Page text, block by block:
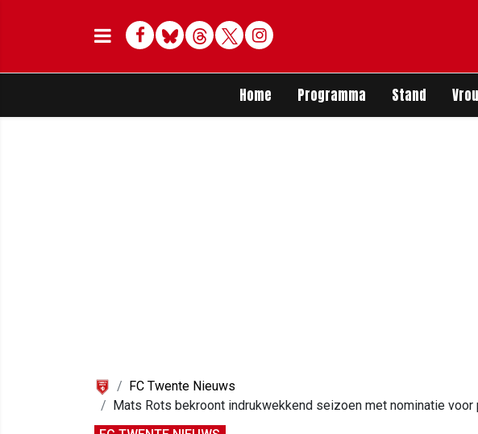
Facebook
BlueskyThreadsTwitterDelen op Whatsapp
Home Programma Stand
FC Twente Nieuws
Mats Rots bekroont indrukwekkend seizoen met nominatie